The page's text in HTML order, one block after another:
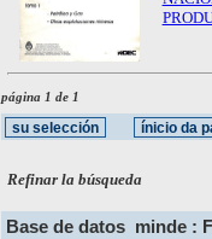
página 1 de 1
Refinar la búsqueda
Base de datos minde :